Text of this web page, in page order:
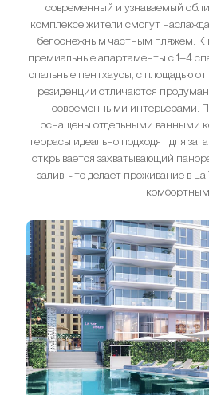
современный и узнаваемый
комплексе жители смогут
белоснежным частным пляжем. К
премиальные апартаменты с 1–4
спальные пентхаусы, с площадью
резиденции отличаются
современными интерьерами.
оснащены отдельными ванными
террасы идеально подходят для
открывается захватывающий
залив, что делает проживание в
комфортным.